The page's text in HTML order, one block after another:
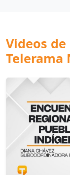
Videos
Telerama